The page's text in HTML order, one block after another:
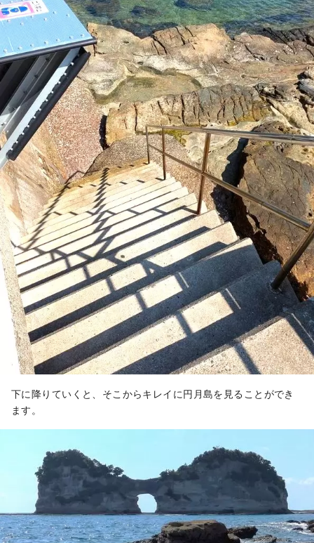
下に降りていくと、そこからキレイに円月島を見ることができ
ます。